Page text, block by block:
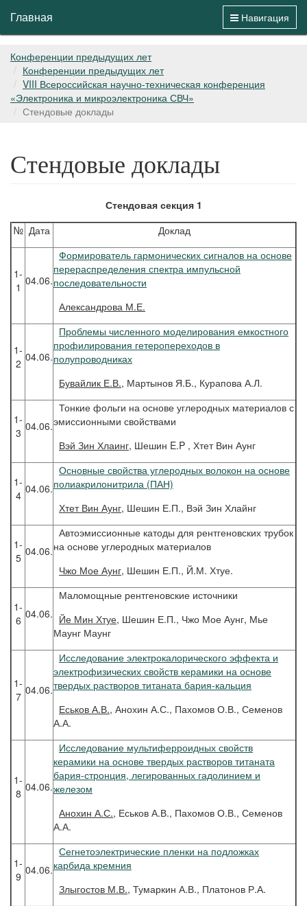
Навигация
Главная
Конференции предыдущих лет
Конференции предыдущих лет
VIII Всероссийская научно-техническая конференция
«Электроника и микроэлектроника СВЧ»
Стендовые доклады
Стендовые доклады
Стендовая секция 1
№ Дата Доклад
1-
1 04.06.
Формирователь гармонических сигналов на основе
перераспределения спектра импульсной
последовательности
Александрова М.Е.
1-
2 04.06.
Проблемы численного моделирования емкостного
профилирования гетеропереходов в
полупроводниках
Бувайлик Е.В., Мартынов Я.Б., Курапова А.Л.
1-
3 04.06.
Тонкие фольги на основе углеродных материалов с
эмиссионными свойствами
Вэй Зин Хлаинг, Шешин E.P , Хтет Вин Аунг
1-
4 04.06.
Основные свойства углеродных волокон на основе
полиакрилонитрила (ПАН)
ХтетВин Аунг, Шешин Е.П., Вэй Зин Хлайнг
1-
5 04.06.
Автоэмиссионные катоды для рентгеновских трубок
на основе углеродных материалов
Чжо Мое Аунг, Шешин Е.П., Й.М. Хтуе.
1-
6 04.06.
Маломощные рентгеновские источники
Йе Мин Хтуе, Шешин Е.П., Чжо Мое Аунг, Мье
Маунг Маунг
1-
7 04.06.
Исследование электрокалорического эффекта и
электрофизических свойств керамики на основе
твердых растворов титаната бария-кальция
Еськов А.В., Анохин А.С., Пахомов О.В., Семенов
А.А.
1-
8 04.06.
Исследование мультиферроидных свойств
керамики на основе твердых растворов титаната
бария-стронция, легированных гадолинием и
железом
Анохин А.С., Еськов А.В., Пахомов О.В., Семенов
А.А.
1-
9 04.06.
Сегнетоэлектрические пленки на подложках
карбида кремния
Злыгостов М.В., Тумаркин А.В., Платонов Р.А.